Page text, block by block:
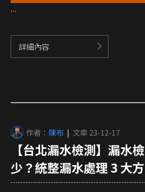
...
詳細內容
作者： 陳布 | 文章 23-12-17
【台北漏水檢測】漏水
少？統整漏水處理 3 大方